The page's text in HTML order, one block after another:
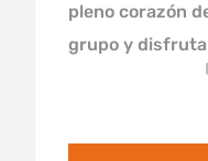
pleno corazón
grupo y